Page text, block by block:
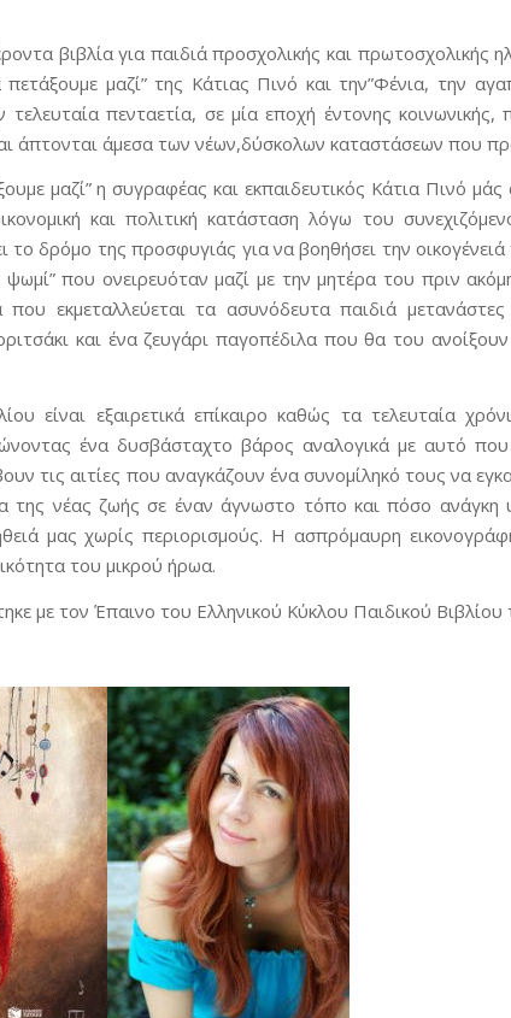
βιβλία για παιδιά προσχολικής και πρωτοσχολικής
μαζί” της Κάτιας Πινό και την”Φένια, την
πενταετία, σε μία εποχή έντονης κοινωνικής,
άπτονται άμεσα των νέων,δύσκολων καταστάσεων που
μαζί” η συγραφέας και εκπαιδευτικός Κάτια Πινό
και πολιτική κατάσταση λόγω του
το δρόμο της προσφυγιάς για να βοηθήσει την
που ονειρευόταν μαζί με την μητέρα του πριν
που εκμεταλλεύεται τα ασυνόδευτα παιδιά
και ένα ζευγάρι παγοπέδιλα που θα του
είναι εξαιρετικά επίκαιρο καθώς τα τελευταία
ένα δυσβάσταχτο βάρος αναλογικά με αυτό
τις αιτίες που αναγκάζουν ένα συνομίληκό τους να
της νέας ζωής σε έναν άγνωστο τόπο και πόσο
μας χωρίς περιορισμούς. Η ασπρόμαυρη
του μικρού ήρωα.
με τον Έπαινο του Ελληνικού Κύκλου Παιδικού Βιβλίου